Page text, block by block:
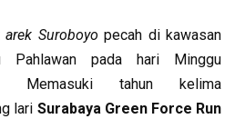
arek Suroboyo pecah di kawasan
Pahlawan pada hari Minggu
Memasuki tahun kelima
lari Surabaya Green Force Run